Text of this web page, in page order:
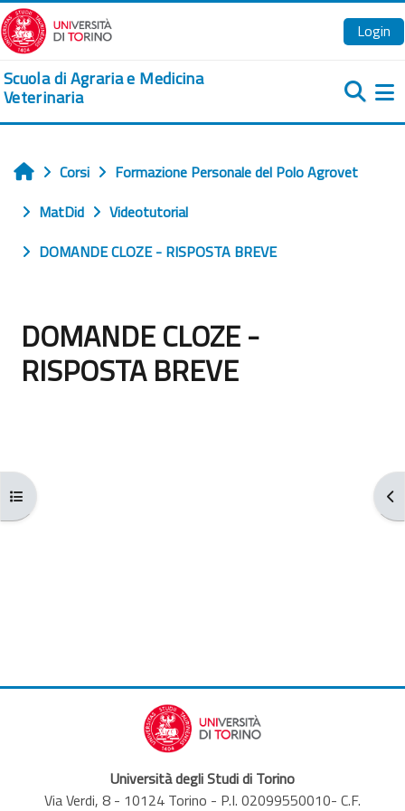
Vai al contenuto principale
Login
Scuola di Agraria e Medicina
Veterinaria
Apri indice del corso
Home
Corsi
Formazione Personale del Polo Agrovet
MatDid
Videotutorial
DOMANDE CLOZE - RISPOSTA BREVE
DOMANDE CLOZE -
RISPOSTA BREVE
Università degli Studi di Torino
Via Verdi, 8 - 10124 Torino - P.I. 02099550010- C.F.